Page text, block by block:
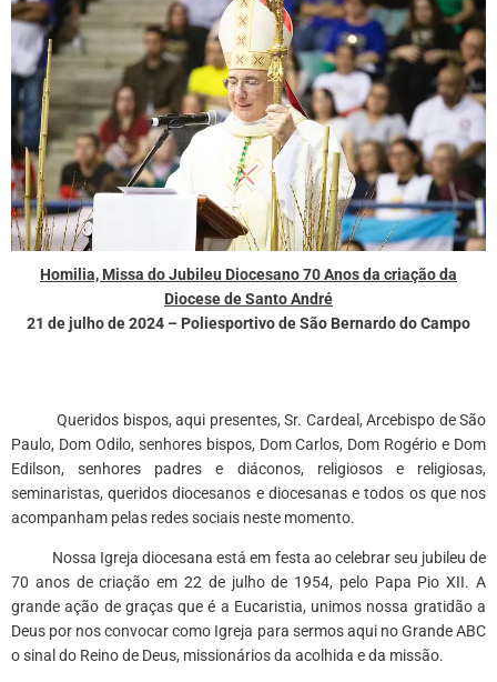
Homilia, Missa do Jubileu Diocesano 70 Anos da criação da
Diocese de Santo André
21 de julho de 2024 – Poliesportivo de São Bernardo do Campo
Queridos bispos, aqui presentes, Sr. Cardeal, Arcebispo de São
Paulo, Dom Odilo, senhores bispos, Dom Carlos, Dom Rogério e Dom
Edilson, senhores padres e diáconos, religiosos e religiosas,
seminaristas, queridos diocesanos e diocesanas e todos os que nos
acompanham pelas redes sociais neste momento.
Nossa Igreja diocesana está em festa ao celebrar seu jubileu de
70 anos de criação em 22 de julho de 1954, pelo Papa Pio XII. A
grande ação de graças que é a Eucaristia, unimos nossa gratidão a
Deus por nos convocar como Igreja para sermos aqui no Grande ABC
o sinal do Reino de Deus, missionários da acolhida e da missão.